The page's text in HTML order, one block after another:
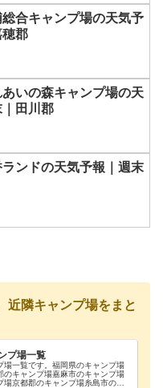
合キャンプ場の天気予
郡
あいの森キャンプ場の天
田川郡
ンドの天気予報｜週末
近隣キャンプ場をまと
プ場一覧
場一覧です。福岡県のキャンプ場
のキャンプ場嘉麻市のキャンプ場
場京都郡のキャンプ場糸島市のキ